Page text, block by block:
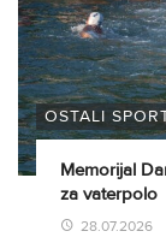
OSTALI
Memorijal
za vaterpolo
28.07.2026